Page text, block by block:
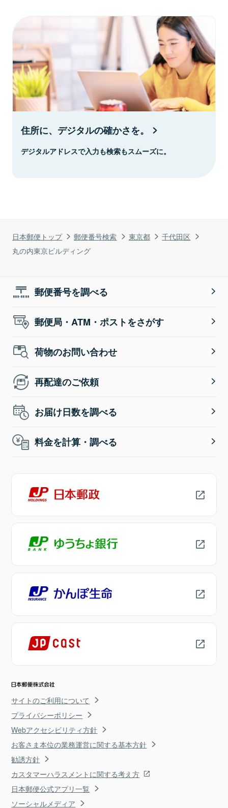
日本郵便トップ 郵便番号検索 東京都
千代田区
丸の内東京ビルディング
住所に、デジタルの確かさを。
デジタルアドレスで入力も検索もスムーズに。
郵便番号を調べる
郵便局・ATM・ポストをさがす
荷物のお問い合わせ
再配達のご依頼
お届け日数を調べる
料金を計算・調べる
サイトのご利用について
プライバシーポリシー
Webアクセシビリティ方針
お客さま本位の業務運営に関する基本方針
勧誘方針
カスタマーハラスメントに関する考え方
日本郵便公式アプリ一覧
ソーシャルメディア